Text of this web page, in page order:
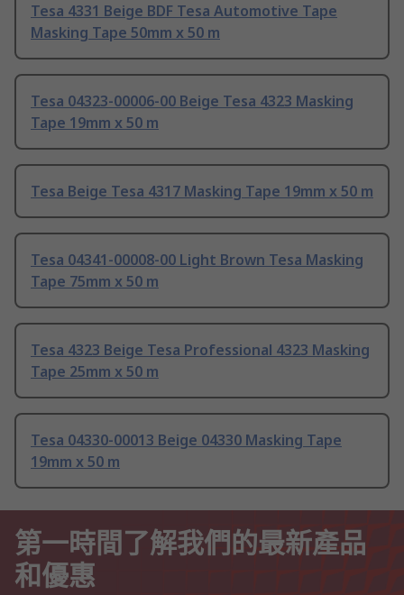
Tesa 4331 Beige BDF Tesa Automotive Tape
Masking Tape 50mm x 50 m
Tesa 04323-00006-00 Beige Tesa 4323 Masking
Tape 19mm x 50 m
Tesa Beige Tesa 4317 Masking Tape 19mm x 50 m
Tesa 04341-00008-00 Light Brown Tesa Masking
Tape 75mm x 50 m
Tesa 4323 Beige Tesa Professional 4323 Masking
Tape 25mm x 50 m
Tesa 04330-00013 Beige 04330 Masking Tape
19mm x 50 m
第一時間了解我們的最新產品
和優惠